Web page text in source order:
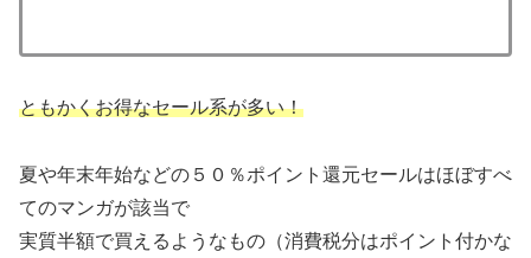
ともかくお得なセール系が多い！
夏や年末年始などの５０％ポイント還元セールはほぼすべ
てのマンガが該当で
実質半額で買えるようなもの（消費税分はポイント付かな